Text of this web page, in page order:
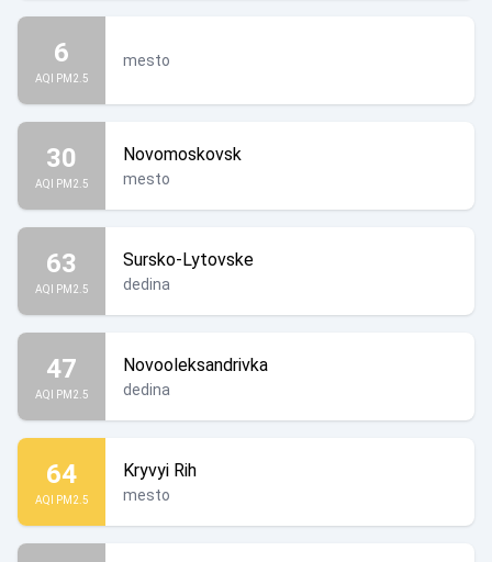
6
AQI PM2.5
mesto
30
AQI PM2.5
Novomoskovsk
mesto
63
AQI PM2.5
Sursko-Lytovske
dedina
47
AQI PM2.5
Novooleksandrivka
dedina
64
AQI PM2.5
Kryvyi Rih
mesto